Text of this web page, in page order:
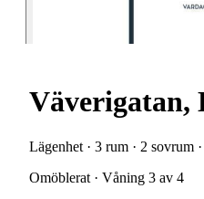
Väverigatan,
Lägenhet · 3 rum · 2 sovrum
Omöblerat · Våning 3 av 4